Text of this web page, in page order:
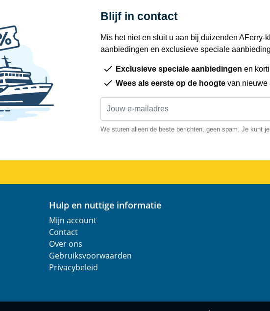
Blijf in contact
Mis het niet en sluit u aan bij duizenden
aanbiedingen en exclusieve speciale
Exclusieve speciale aanbiedingen en
Wees als eerste op de hoogte van nieuwe
We sturen alleen de beste berichten, geen spam. Je kunt
Hulp en nuttige informatie
Mijn account
Contact
Over ons
Gebruiksvoorwaarden
Privacybeleid